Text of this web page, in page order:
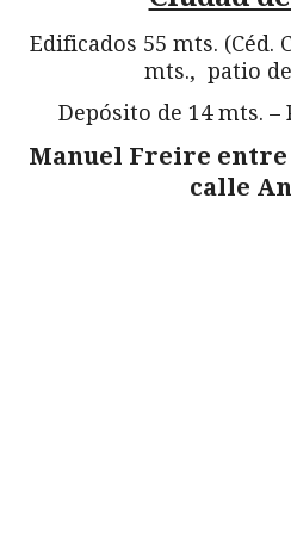
Edificados 55 mts. (Céd.
mts., patio
Depósito de 14 mts. –
Manuel Freire entre
calle